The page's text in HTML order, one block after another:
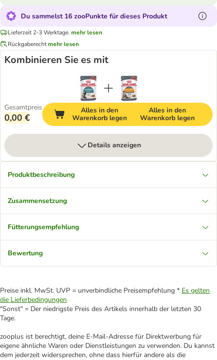
Du sammelst 16 zooPunkte für dieses Produkt
Lieferzeit 2-3 Werktage. mehr lesen
Rückgaberechtmehr lesen
Kombinieren Sie es mit
Gesamtpreis
0,00 €
Alles in den
Warenkorb legen
Alles in den
Warenkorb legen
Details anzeigen
Produktbeschreibung
Zusammensetzung
Fütterungsempfehlung
Bewertung
Preise inkl. MwSt. UVP = unverbindliche Preisempfehlung * Es gelten
die Lieferbedingungen
"Sonst" = Der niedrigste Preis des Artikels innerhalb der letzten 30
Tage.
zooplus ist berechtigt, deine E-Mail-Adresse für Direktwerbung für
eigene ähnliche Waren oder Dienstleistungen zu verwenden. Du kannst
dem jederzeit widersprechen, ohne dass hierfür andere als die